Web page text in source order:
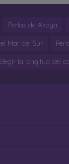
Perlas de Akoya
Mar del Sur
Elegir la longitud del